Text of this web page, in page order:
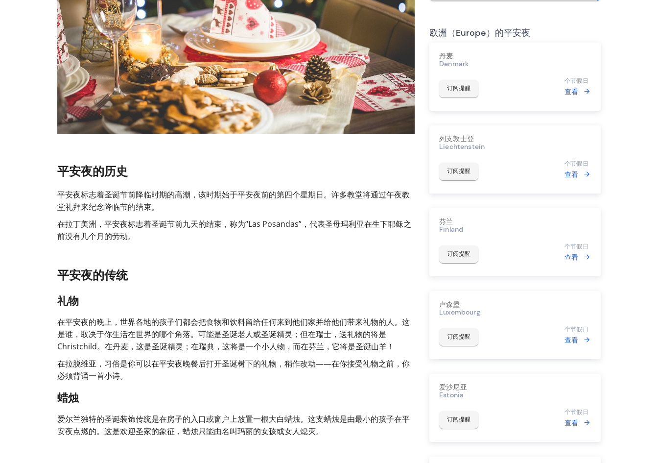
平安夜的历史
平安夜标志着圣诞节前降临时期的高潮，该时期始于平安夜前的第四个星期日。许多教堂将通过午夜教
堂礼拜来纪念降临节的结束。
在拉丁美洲，平安夜标志着圣诞节前九天的结束，称为“Las Posandas”，代表圣母玛利亚在生下耶稣之
前没有几个月的劳动。
平安夜的传统
礼物
在平安夜的晚上，世界各地的孩子们都会把食物和饮料留给任何来到他们家并给他们带来礼物的人。这
是谁，取决于你生活在世界的哪个角落。可能是圣诞老人或圣诞精灵；但在瑞士，送礼物的将是
Christchild。在丹麦，这是圣诞精灵；在瑞典，这将是一个小人物，而在芬兰，它将是圣诞山羊！
在拉脱维亚，习俗是你可以在平安夜晚餐后打开圣诞树下的礼物，稍作改动——在你接受礼物之前，你
必须背诵一首小诗。
蜡烛
爱尔兰独特的圣诞装饰传统是在房子的入口或窗户上放置一根大白蜡烛。这支蜡烛是由最小的孩子在平
安夜点燃的。这是欢迎圣家的象征，蜡烛只能由名叫玛丽的女孩或女人熄灭。
欧洲（Europe）的平安夜
丹麦
Denmark
订阅提醒
个节假日
查看
列支敦士登
Liechtenstein
订阅提醒
个节假日
查看
芬兰
Finland
订阅提醒
个节假日
查看
卢森堡
Luxembourg
订阅提醒
个节假日
查看
爱沙尼亚
Estonia
订阅提醒
个节假日
查看